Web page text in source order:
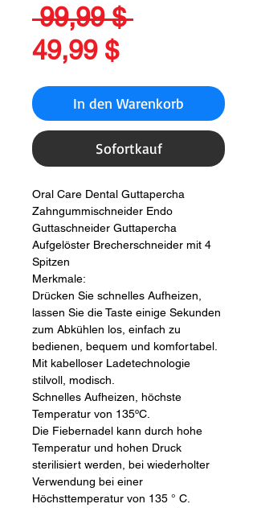
99,99 $
49,99 $Sale-
Preis
In den Warenkorb
Sofortkauf
Oral Care Dental Guttapercha
Zahngummischneider Endo
Guttaschneider Guttapercha
Aufgelöster Brecherschneider mit 4
Spitzen
Merkmale:
Drücken Sie schnelles Aufheizen,
lassen Sie die Taste einige Sekunden
zum Abkühlen los, einfach zu
bedienen, bequem und komfortabel.
Mit kabelloser Ladetechnologie
stilvoll, modisch.
Schnelles Aufheizen, höchste
Temperatur von 135ºC.
Die Fiebernadel kann durch hohe
Temperatur und hohen Druck
sterilisiert werden, bei wiederholter
Verwendung bei einer
Höchsttemperatur von 135 ° C.